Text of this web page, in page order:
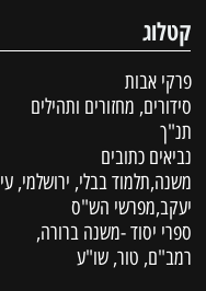
קטלוג
פרקי אבות
סידורים, מחזורים ותהילים
תנ"ך
נביאים כתובים
משנה,תלמוד בבלי, ירושלמי, עין
יעקב,מפרשי הש"ס
ספרי יסוד -משנה ברורה,
רמב"ם, טור, שו"ע